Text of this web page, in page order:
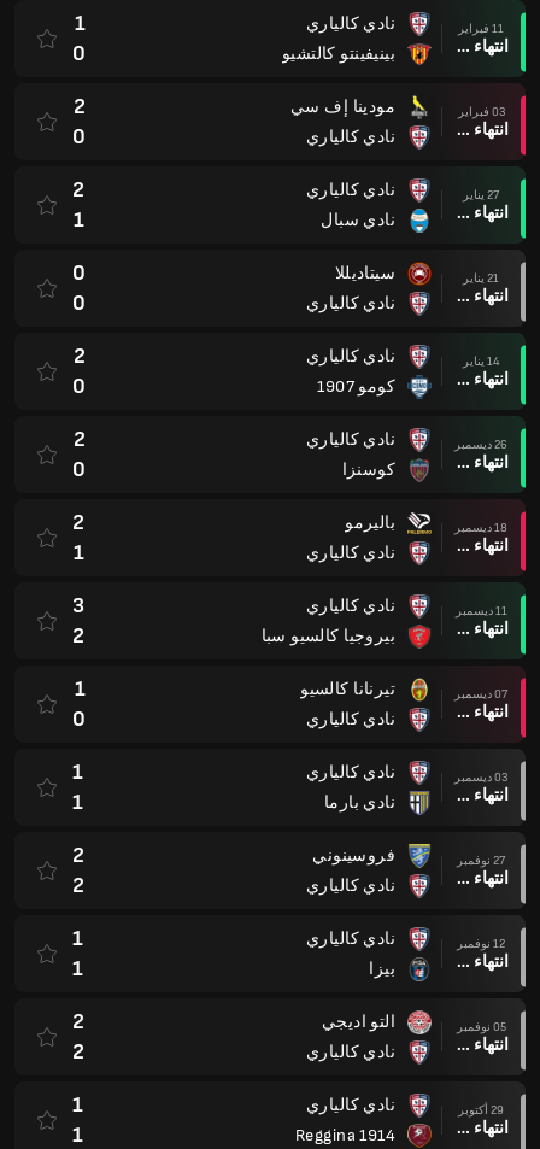
11 فبراير
انتهاء وقت المباراة
نادي كالياري
بينيفينتو كالتشيو
1
0
03 فبراير
انتهاء وقت المباراة
مودينا إف سي
نادي كالياري
2
0
27 يناير
انتهاء وقت المباراة
نادي كالياري
نادي سبال
2
1
21 يناير
انتهاء وقت المباراة
سيتاديللا
نادي كالياري
0
0
14 يناير
انتهاء وقت المباراة
نادي كالياري
كومو 1907
2
0
26 ديسمبر
انتهاء وقت المباراة
نادي كالياري
كوسنزا
2
0
18 ديسمبر
انتهاء وقت المباراة
باليرمو
نادي كالياري
2
1
11 ديسمبر
انتهاء وقت المباراة
نادي كالياري
بيروجيا كالسيو سبا
3
2
07 ديسمبر
انتهاء وقت المباراة
تيرنانا كالسيو
نادي كالياري
1
0
03 ديسمبر
انتهاء وقت المباراة
نادي كالياري
نادي بارما
1
1
27 نوفمبر
انتهاء وقت المباراة
فروسينوني
نادي كالياري
2
2
12 نوفمبر
انتهاء وقت المباراة
نادي كالياري
بيزا
1
1
05 نوفمبر
انتهاء وقت المباراة
التو اديجي
نادي كالياري
2
2
29 أكتوبر
انتهاء وقت المباراة
نادي كالياري
Reggina 1914
1
1